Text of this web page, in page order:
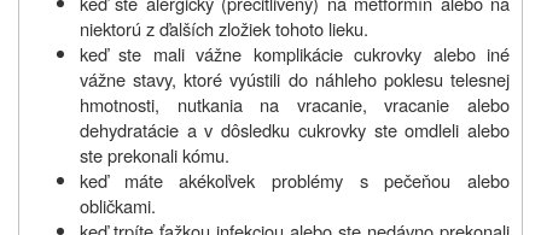
niektorú z ďalších zložiek tohoto lieku.
keď ste mali vážne komplikácie cukrovky alebo iné
vážne stavy, ktoré vyústili do náhleho poklesu telesnej
hmotnosti, nutkania na vracanie, vracanie alebo
dehydratácie a v dôsledku cukrovky ste omdleli alebo
ste prekonali kómu.
keď máte akékoľvek problémy s pečeňou alebo
obličkami.